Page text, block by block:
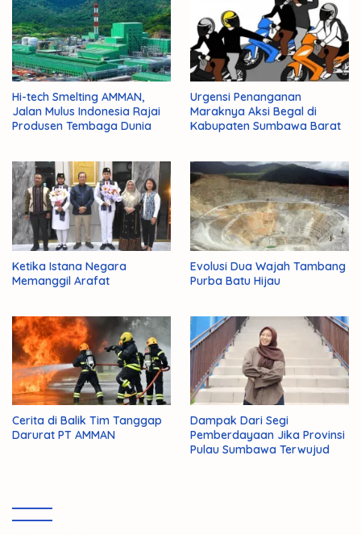
Hi-tech Smelting AMMAN,
Jalan Mulus Indonesia Rajai
Produsen Tembaga Dunia
Urgensi Penanganan
Maraknya Aksi Begal di
Kabupaten Sumbawa Barat
Ketika Istana Negara
Memanggil Arafat
Evolusi Dua Wajah Tambang
Purba Batu Hijau
Cerita di Balik Tim Tanggap
Darurat PT AMMAN
Dampak Dari Segi
Pemberdayaan Jika Provinsi
Pulau Sumbawa Terwujud